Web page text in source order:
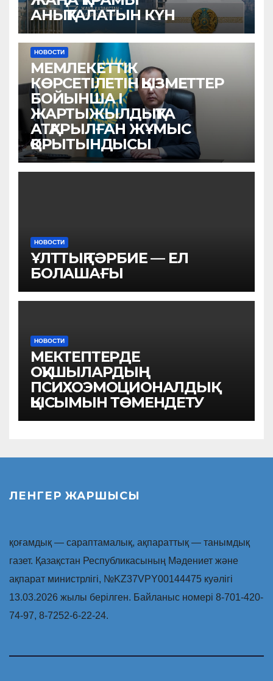
АНЫҚТАЛАТЫН КҮН
НОВОСТИ
МЕМЛЕКЕТТІК
КӨРСЕТІЛЕТІН ҚЫЗМЕТТЕР
БОЙЫНША I
ЖАРТЫЖЫЛДЫҚТА
АТҚАРЫЛҒАН ЖҰМЫС
ҚОРЫТЫНДЫСЫ
НОВОСТИ
ҰЛТТЫҚ ТӘРБИЕ — ЕЛ
БОЛАШАҒЫ
НОВОСТИ
МЕКТЕПТЕРДЕ
ОҚУШЫЛАРДЫҢ
ПСИХОЭМОЦИОНАЛДЫҚ
ҚЫСЫМЫН ТӨМЕНДЕТУ
ЛЕНГЕР ЖАРШЫСЫ
қоғамдық — сараптамалық, ақпараттық — танымдық
газет. Қазақстан Республикасының Мәдениет және
ақпарат министрлігі, №KZ37VPY00144475 куәлігі
13.03.2026 жылы берілген. Байланыс номері 8-701-420-
74-97, 8-7252-6-22-24.